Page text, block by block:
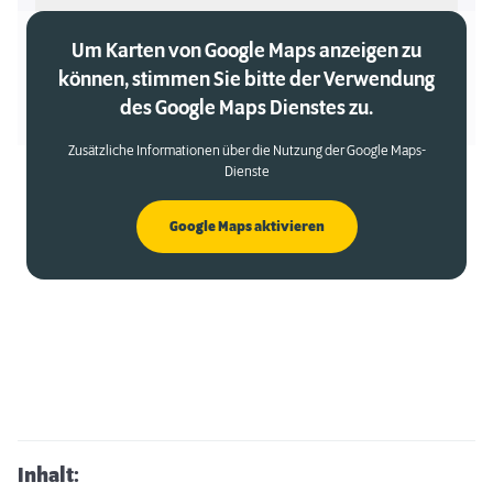
Um Karten von Google Maps anzeigen zu
können, stimmen Sie bitte der Verwendung
des Google Maps Dienstes zu.
Zusätzliche Informationen über die Nutzung der Google Maps-
Dienste
Google Maps aktivieren
Inhalt: